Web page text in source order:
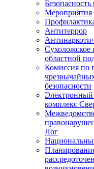
Безопасность
Мероприятия
Антитеррор
Сухоложское
областной
Комиссия по
безопасности
Электронный
комплекс
Лог